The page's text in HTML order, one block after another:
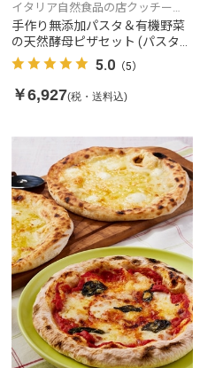
イタリア自然食品の店クッチー
ナ・リナルド
手作り無添加パスタ＆有機野菜
の天然酵母ピザセット (パスタ2
食、ピザ5枚入)5.0 （5）
￥6,927(税・送料込)